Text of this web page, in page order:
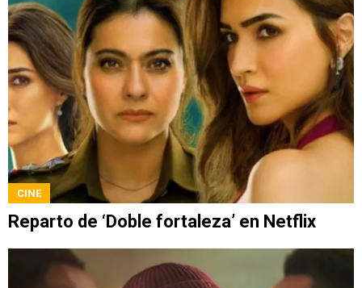
CINE
Reparto de ‘Doble fortaleza’ en Netflix